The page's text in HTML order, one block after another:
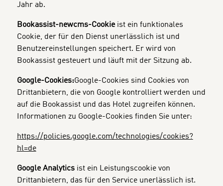
Jahr ab.
Bookassist-newcms-Cookieist ein funktionales
Cookie, der für den Dienst unerlässlich ist und
Benutzereinstellungen speichert. Er wird von
Bookassist gesteuert und läuft mit der Sitzung ab.
Google-Cookies:Google-Cookies sind Cookies von
Drittanbietern, die von Google kontrolliert werden und
auf die Bookassist und das Hotel zugreifen können.
Informationen zu Google-Cookies finden Sie unter:
https://policies.google.com/technologies/cookies?
hl=de
Google Analyticsist ein Leistungscookie von
Drittanbietern, das für den Service unerlässlich ist.